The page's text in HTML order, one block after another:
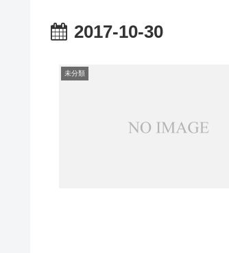
2017-10-30
未分類